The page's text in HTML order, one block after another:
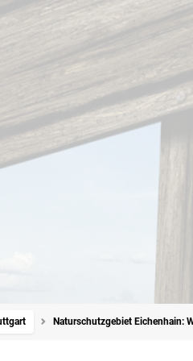
Naturschutzgebiet Eichenhain: